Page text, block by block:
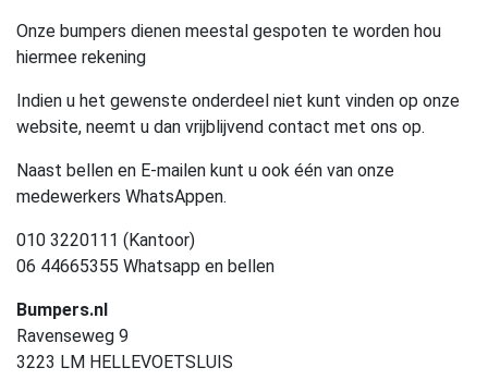
Onze bumpers dienen meestal gespoten te worden hou
hiermee rekening
Indien u het gewenste onderdeel niet kunt vinden op onze
website, neemt u dan vrijblijvend contact met ons op.
Naast bellen en E-mailen kunt u ook één van onze
medewerkers WhatsAppen.
010 3220111 (Kantoor)
06 44665355 Whatsapp en bellen
Bumpers.nl
Ravenseweg 9
3223 LM HELLEVOETSLUIS